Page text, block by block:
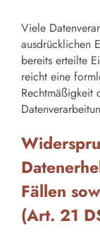
Viele
ausdrücklichen
bereits erteilte
reicht eine
Fällen
(Art. 21